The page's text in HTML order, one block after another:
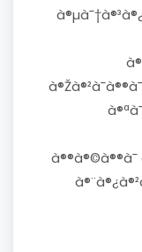
à®®à®©à®®à¯